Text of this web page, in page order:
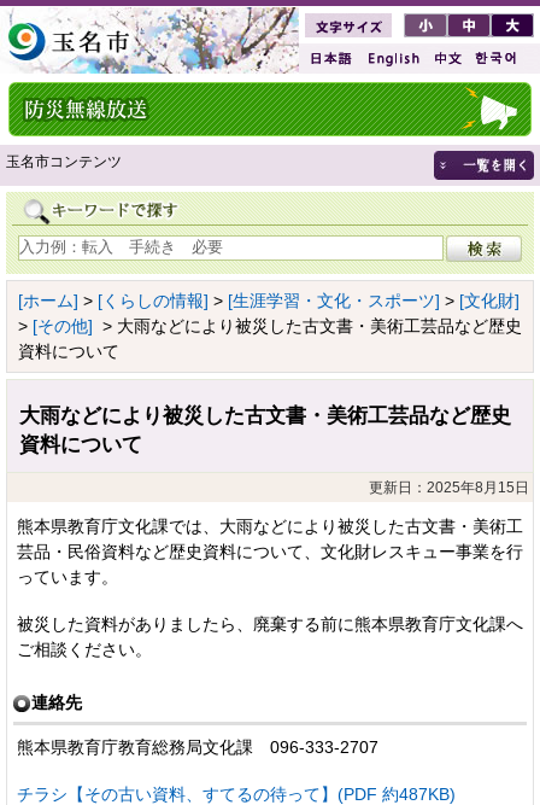
玉名市コンテンツ
[ホーム] > [くらしの情報] > [生涯学習・文化・スポーツ] > [文化財]
> [その他] > 大雨などにより被災した古文書・美術工芸品など歴史
資料について
大雨などにより被災した古文書・美術工芸品など歴史
資料について
更新日：2025年8月15日
熊本県教育庁文化課では、大雨などにより被災した古文書・美術工
芸品・民俗資料など歴史資料について、文化財レスキュー事業を行
っています。
被災した資料がありましたら、廃棄する前に熊本県教育庁文化課へ
ご相談ください。
連絡先
熊本県教育庁教育総務局文化課 096-333-2707
チラシ【その古い資料、すてるの待って】(PDF 約487KB)